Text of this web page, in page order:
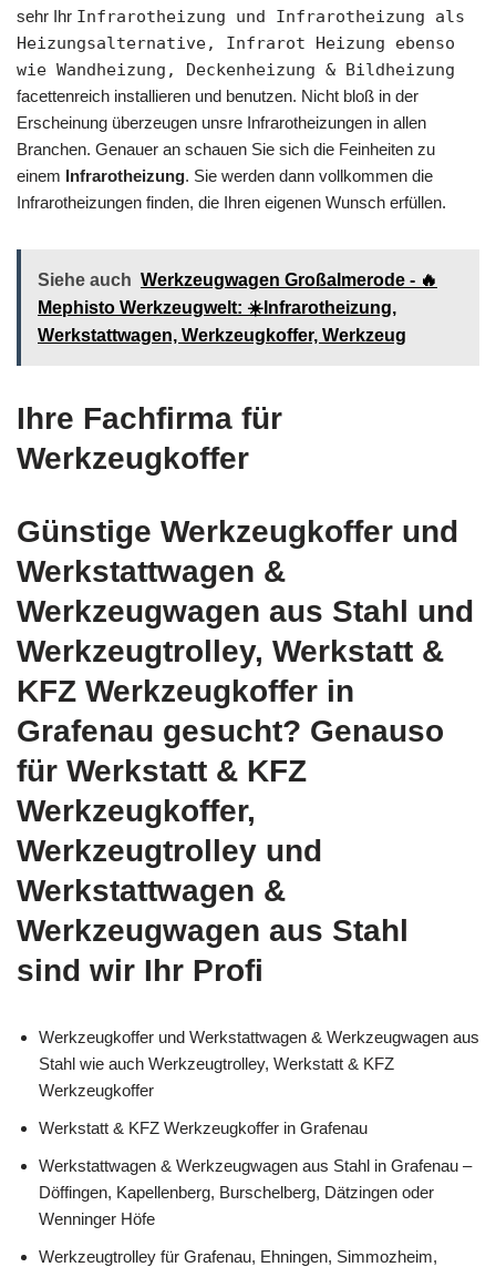
sehr Ihr Infrarotheizung und Infrarotheizung als
Heizungsalternative, Infrarot Heizung ebenso
wie Wandheizung, Deckenheizung & Bildheizung
facettenreich installieren und benutzen. Nicht bloß in der
Erscheinung überzeugen unsre Infrarotheizungen in allen
Branchen. Genauer an schauen Sie sich die Feinheiten zu
einem Infrarotheizung. Sie werden dann vollkommen die
Infrarotheizungen finden, die Ihren eigenen Wunsch erfüllen.
Siehe auch Werkzeugwagen Großalmerode - 🔥
Mephisto Werkzeugwelt: ☀️Infrarotheizung,
Werkstattwagen, Werkzeugkoffer, Werkzeug
Ihre Fachfirma für
Werkzeugkoffer
Günstige Werkzeugkoffer und
Werkstattwagen &
Werkzeugwagen aus Stahl und
Werkzeugtrolley, Werkstatt &
KFZ Werkzeugkoffer in
Grafenau gesucht? Genauso
für Werkstatt & KFZ
Werkzeugkoffer,
Werkzeugtrolley und
Werkstattwagen &
Werkzeugwagen aus Stahl
sind wir Ihr Profi
Werkzeugkoffer und Werkstattwagen & Werkzeugwagen aus
Stahl wie auch Werkzeugtrolley, Werkstatt & KFZ
Werkzeugkoffer
Werkstatt & KFZ Werkzeugkoffer in Grafenau
Werkstattwagen & Werkzeugwagen aus Stahl in Grafenau –
Döffingen, Kapellenberg, Burschelberg, Dätzingen oder
Wenninger Höfe
Werkzeugtrolley für Grafenau, Ehningen, Simmozheim,